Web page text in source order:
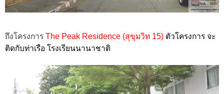
ถึงโครงการ The Peak Residence (สุขุมวิท 15) ตัวโครงการ จะ
ติดกับท่าเรือ โรงเรียนนานาชาติ